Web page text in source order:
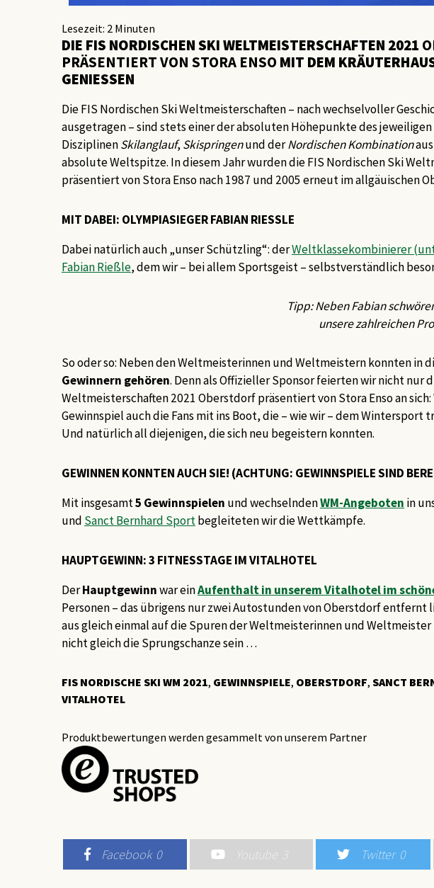
Lesezeit: 2 Minuten
DIE FIS NORDISCHEN SKI WELTMEISTERSCHAFTEN 2021
PRÄSENTIERT VON STORA ENSO MIT DEM
GENIESSEN
Die FIS Nordischen Ski Weltmeisterschaften – nach wechselvoller Geschichte heutzutage alle zwei Jahre
ausgetragen – sind stets einer der absoluten Höhepunkte des
DisziplinenSkilanglauf,Skispringenund derNordischen Kombination
absolute Weltspitze. In diesem Jahr wurden die FIS Nordischen Ski
präsentiert von Stora Enso nach 1987 und 2005 erneut im allgäuischen
MIT DABEI: OLYMPIASIEGER FABIAN RIESSLE
Dabei natürlich auch„unser Schützling“: derWeltklassekombinierer
Fabian Rießle, dem wir – bei allem Sportsgeist – selbstverständlich
Tipp: Neben Fabian
unserezahlreichen
So oder so: Neben den Weltmeisterinnen und Weltmeistern konnten in
Gewinnern gehören. Denn als Offizieller Sponsor feierten wir nicht nur
Weltmeisterschaften 2021 Oberstdorf präsentiert von Stora Enso an
Gewinnspiel auch die Fans mit ins Boot, die – wie wir – dem
Und natürlich all diejenigen, die sich neu begeistern konnten.
GEWINNEN KONNTEN AUCH SIE! (ACHTUNG: GEWINNSPIELE SIND
Mit insgesamt5 Gewinnspielen und wechselndenWM-Angeboten in
und Sanct Bernhard Sportbegleiteten wir die Wettkämpfe.
HAUPTGEWINN: 3 FITNESSTAGE IM VITALHOTEL
DerHauptgewinnwar einAufenthalt in unserem Vitalhotel im
Personen – das übrigens nur zwei Autostunden von Oberstdorf entfernt
aus gleich einmal auf die Spuren der Weltmeisterinnen und Weltmeister
nicht gleich die Sprungschanze sein …
FIS NORDISCHE SKI WM 2021, GEWINNSPIELE, OBERSTDORF, SANCT
VITALHOTEL
Produktbewertungen werden gesammelt von unserem Partner
Facebook 0 Youtube 3 Twitter 0